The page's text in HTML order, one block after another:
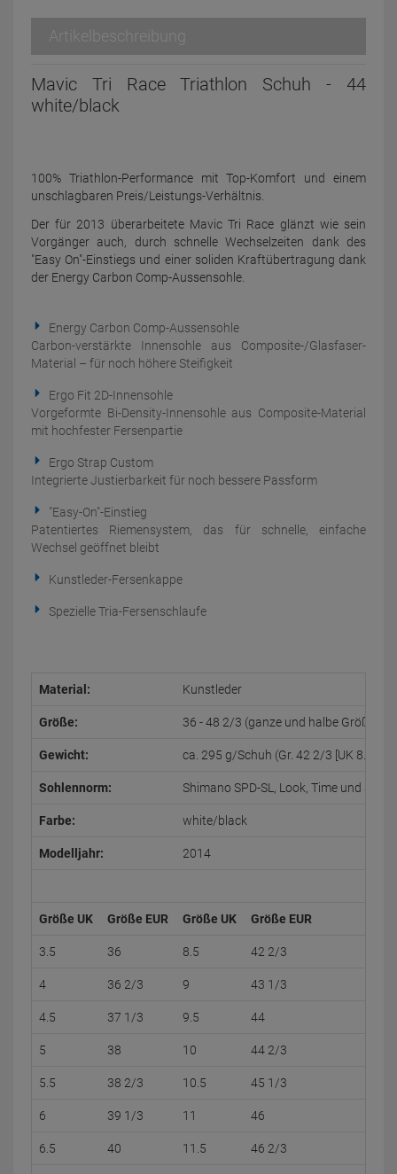
Artikelbeschreibung
Mavic Tri Race Triathlon Schuh - 44
white/black
100% Triathlon-Performance mit Top-Komfort und einem
unschlagbaren Preis/Leistungs-Verhältnis.
Der für 2013 überarbeitete Mavic Tri Race glänzt wie sein
Vorgänger auch, durch schnelle Wechselzeiten dank des
"Easy On"-Einstiegs und einer soliden Kraftübertragung dank
der Energy Carbon Comp-Aussensohle.
Energy Carbon Comp-Aussensohle
Carbon-verstärkte Innensohle aus Composite-/Glasfaser-
Material – für noch höhere Steifigkeit
Ergo Fit 2D-Innensohle
Vorgeformte Bi-Density-Innensohle aus Composite-Material
mit hochfester Fersenpartie
Ergo Strap Custom
Integrierte Justierbarkeit für noch bessere Passform
"Easy-On"-Einstieg
Patentiertes Riemensystem, das für schnelle, einfache
Wechsel geöffnet bleibt
Kunstleder-Fersenkappe
Spezielle Tria-Fersenschlaufe
Material: Kunstleder
Größe: 36 - 48 2/3 (ganze und halbe Größen)
Gewicht: ca. 295 g/Schuh (Gr. 42 2/3 [UK 8.5])
Sohlennorm: Shimano SPD-SL, Look, Time und
Farbe: white/black
Modelljahr: 2014
Größe UK Größe EUR Größe UK Größe EUR
3.5 36 8.5 42 2/3
4 36 2/3 9 43 1/3
4.5 37 1/3 9.5 44
5 38 10 44 2/3
5.5 38 2/3 10.5 45 1/3
6 39 1/3 11 46
6.5 40 11.5 46 2/3